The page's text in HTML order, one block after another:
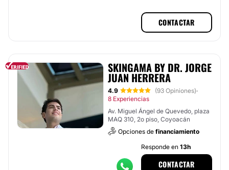
CONTACTAR
SKINGAMA BY DR. JORGE
JUAN HERRERA
4.9 (93 Opiniones)·
8 Experiencias
Av. Miguel Ángel de Quevedo, plaza
MAQ 310, 2o piso, Coyoacán
Opciones de financiamiento
Responde en 13h
CONTACTAR